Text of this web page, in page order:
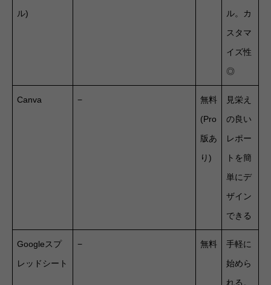
ル)
ル。カ
スタマ
イズ性
◎
Canva −
無料
(Pro
版あ
り)
見栄え
の良い
レポー
トを簡
単にデ
ザイン
できる
Googleスプ
レッドシート
− 無料
手軽に
始めら
れる。